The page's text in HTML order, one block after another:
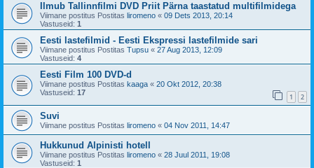
Ilmub Tallinnfilmi DVD Priit Pärna taastatud multifilmidega
Viimane postitus Postitas liromeno « 09 Dets 2013, 20:14
Vastuseid: 1
Eesti lastefilmid - Eesti Ekspressi lastefilmide sari
Viimane postitus Postitas Tupsu « 27 Aug 2013, 12:09
Vastuseid: 4
Eesti Film 100 DVD-d
Viimane postitus Postitas kaaga « 20 Okt 2012, 20:38
Vastuseid: 17 1 2
Suvi
Viimane postitus Postitas liromeno « 04 Nov 2011, 14:47
Hukkunud Alpinisti hotell
Viimane postitus Postitas liromeno « 28 Juul 2011, 19:08
Vastuseid: 1